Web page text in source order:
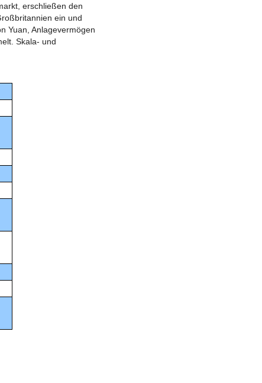
erschließen den
ein und
Yuan, Anlagevermögen
Skala- und